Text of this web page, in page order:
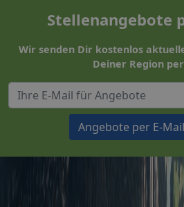
Stellenangebote
Wir senden Dir kostenlos
Deiner Region
Angebote per E-